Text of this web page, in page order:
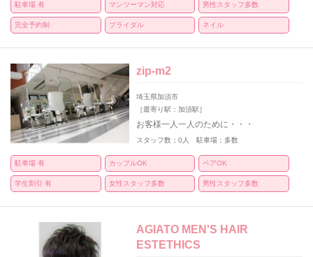
駐車場 有 マンツーマン対応 男性スタッフ多数
完全予約制 ブライダル ネイル
zip‐m2
埼玉県加須市
［最寄り駅：加須駅］
お客様一人一人のために・・・
スタッフ数；0人 駐車場；多数
駐車場 有 カップルOK ペアOK
学生割引 有 女性スタッフ多数 男性スタッフ多数
AGIATO MEN'S HAIR
ESTETHICS